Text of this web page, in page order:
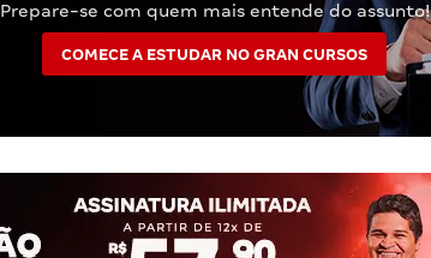
Prepare-se com quem mais entende do assunto!
COMECE A ESTUDAR NO GRAN CURSOS